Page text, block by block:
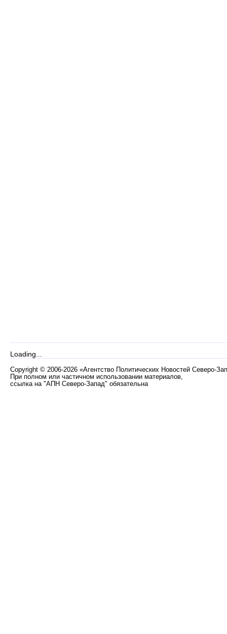
Loading...
Copyright © 2006-2026 «Агентство Политических Новостей Северо-
При полном или частичном использовании материалов,
ссылка на "АПН Северо-Запад" обязательна